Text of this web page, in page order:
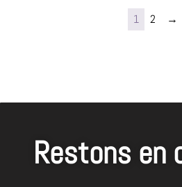
1 2 →
Restons en